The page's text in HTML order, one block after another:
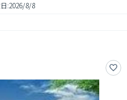
:2026/8/8